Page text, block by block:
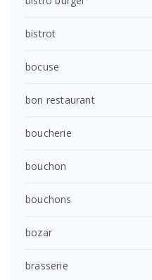
bistrot
bocuse
bon restaurant
boucherie
bouchon
bouchons
bozar
brasserie